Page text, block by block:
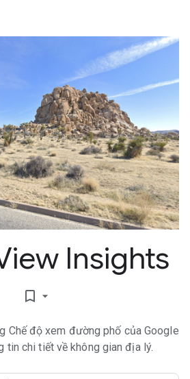
Insights
bookmark_border
Chế độ xem đường phố của Google
tin chi tiết về không gian địa lý.